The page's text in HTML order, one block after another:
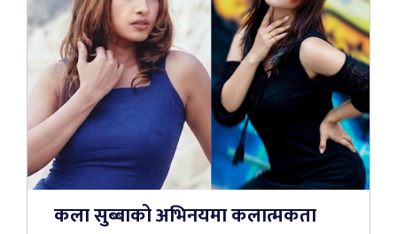
कला सुब्बाको अभिनयमा कलात्मकता